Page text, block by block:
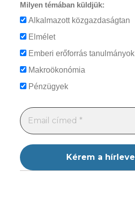
Milyen témában küldjük:
Alkalmazott közgazdaságtan
Elmélet
Emberi erőforrás tanulmányok
Makroökonómia
Pénzügyek